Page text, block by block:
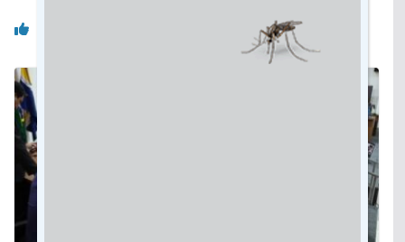
Você pode gostar também